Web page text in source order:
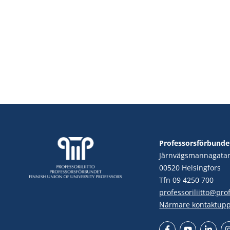
00520 Helsingfors
Tfn 09 4250 700
Närmare